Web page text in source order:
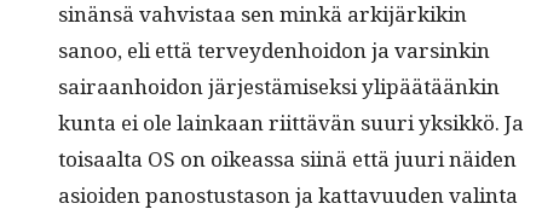
sinän­sä vahvis­taa sen minkä ark­i­järkikin
sanoo, eli että ter­vey­den­hoidon ja varsinkin
sairaan­hoidon jär­jestämisek­si ylipäätäänkin
kun­ta ei ole lainkaan riit­tävän suuri yksikkö. Ja
toisaal­ta OS on oike­as­sa siinä että juuri näi­den
asioiden panos­tus­ta­son ja kat­tavu­u­den val­in­ta